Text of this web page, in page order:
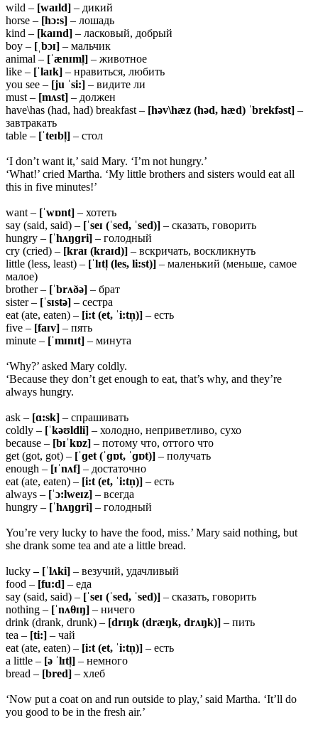
wild – [waɪld] – дикий
horse – [hɔ:s] – лошадь
kind – [kaɪnd] – ласковый, добрый
boy – [ˌbɔɪ] – мальчик
animal – [ˈænɪml̩] – животное
like – [ˈlaɪk] – нравиться, любить
you see – [ju ˈsi:] – видите ли
must – [mʌst] – должен
have\has (had, had) breakfast – [həv\hæz (həd, hæd) ˈbrekfəst] –
завтракать
table – [ˈteɪbl̩] – стол
‘I don’t want it,’ said Mary. ‘I’m not hungry.’
‘What!’ cried Martha. ‘My little brothers and sisters would eat all
this in five minutes!’
want – [ˈwɒnt] – хотеть
say (said, said) – [ˈseɪ (ˈsed, ˈsed)] – сказать, говорить
hungry – [ˈhʌŋɡri] – голодный
cry (cried) – [kraɪ (kraɪd)] – вскричать, воскликнуть
little (less, least) – [ˈlɪtl̩ (les, li:st)] – маленький (меньше, самое
малое)
brother – [ˈbrʌðə] – брат
sister – [ˈsɪstə] – сестра
eat (ate, eaten) – [i:t (et, ˈi:tn̩)] – есть
five – [faɪv] – пять
minute – [ˈmɪnɪt] – минута
‘Why?’ asked Mary coldly.
‘Because they don’t get enough to eat, that’s why, and they’re
always hungry.
ask – [ɑ:sk] – спрашивать
coldly – [ˈkəʊldli] – холодно, неприветливо, сухо
because – [bɪˈkɒz] – потому что, оттого что
get (got, got) – [ˈɡet (ˈɡɒt, ˈɡɒt)] – получать
enough – [ɪˈnʌf] – достаточно
eat (ate, eaten) – [i:t (et, ˈi:tn̩)] – есть
always – [ˈɔ:lweɪz] – всегда
hungry – [ˈhʌŋɡri] – голодный
You’re very lucky to have the food, miss.’ Mary said nothing, but
she drank some tea and ate a little bread.
lucky– [ˈlʌki] – везучий, удачливый
food – [fu:d] – еда
say (said, said) – [ˈseɪ (ˈsed, ˈsed)] – сказать, говорить
nothing – [ˈnʌθɪŋ] – ничего
drink (drank, drunk) – [drɪŋk (dræŋk, drʌŋk)] – пить
tea – [ti:] – чай
eat (ate, eaten) – [i:t (et, ˈi:tn̩)] – есть
a little – [ə ˈlɪtl̩] – немного
bread – [bred] – хлеб
‘Now put a coat on and run outside to play,’ said Martha. ‘It’ll do
you good to be in the fresh air.’